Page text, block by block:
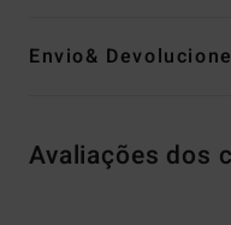
Envio&
Avaliações dos